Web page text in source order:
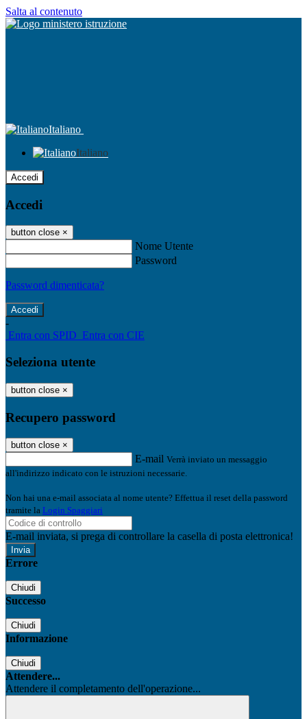
Salta al contenuto
Italiano
Italiano
Accedi
Accedi
button close ×
Nome Utente
Password
Password dimenticata?
-
Entra con SPID Entra con CIE
Seleziona utente
button close ×
Recupero password
button close ×
E-mail Verrà inviato un messaggio
all'indirizzo indicato con le istruzioni necessarie.
Non hai una e-mail associata al nome utente? Effettua il reset della password
tramite la Login Spaggiari
E-mail inviata, si prega di controllare la casella di posta elettronica!
Errore
Chiudi
Successo
Chiudi
Informazione
Chiudi
Attendere...
Attendere il completamento dell'operazione...